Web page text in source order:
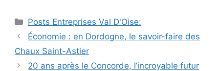
Catégories
Posts Entreprises Val D'Oise:
Navigation
des
Économie : en Dordogne, le savoir-faire des
Chaux Saint-Astier
20 ans après le Concorde, l’incroyable futur